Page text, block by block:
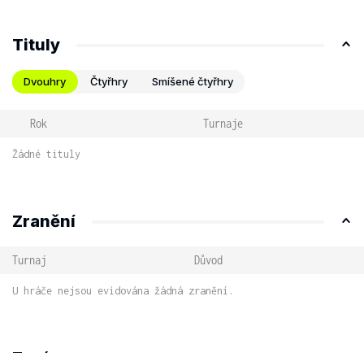
Tituly
Dvouhry Čtyřhry Smíšené čtyřhry
Rok Turnaje
Žádné tituly
Zranění
Turnaj Důvod
U hráče nejsou evidována žádná zranění.